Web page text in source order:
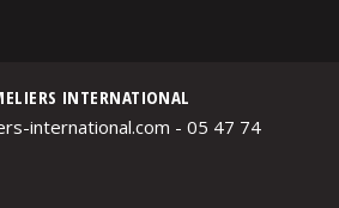
INTERNATIONAL
international.com - 05 47 74